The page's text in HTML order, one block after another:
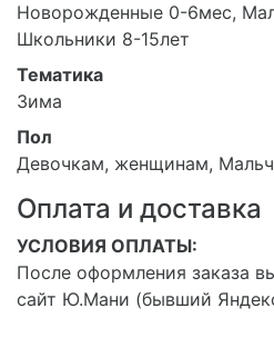
Новорожденные 0-6мес,
Школьники 8-15лет
Тематика
Зима
Пол
Девочкам, женщинам,
Оплата и доставка
УСЛОВИЯ ОПЛАТЫ:
После оформления заказа
сайт Ю.Мани (бывший